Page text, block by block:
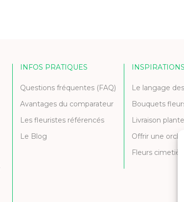
INFOS PRATIQUES
Questions fréquentes (FAQ)
Avantages du comparateur
Les fleuristes référencés
Le Blog
INSPIRATIONS
Le langage
Bouquets
Livraison
Offrir une
Fleurs